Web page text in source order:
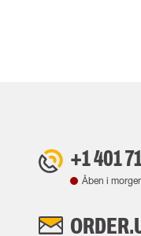
+1 401
Åben i